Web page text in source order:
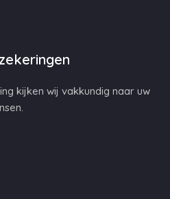
kijken wij vakkundig naar uw